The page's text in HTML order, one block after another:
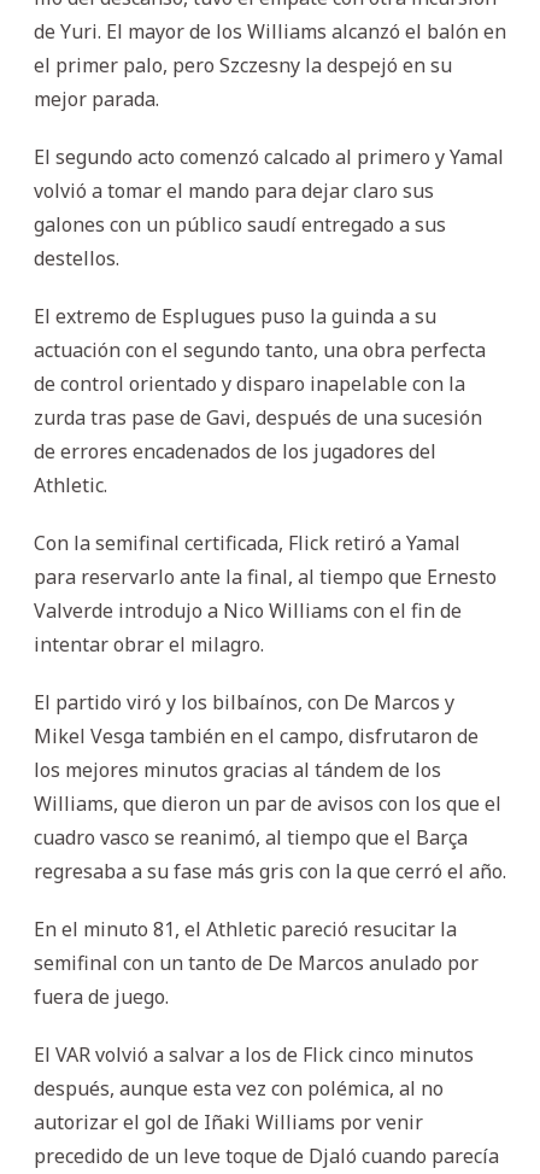
de Yuri. El mayor de los Williams alcanzó el balón en
el primer palo, pero Szczesny la despejó en su
mejor parada.
El segundo acto comenzó calcado al primero y Yamal
volvió a tomar el mando para dejar claro sus
galones con un público saudí entregado a sus
destellos.
El extremo de Esplugues puso la guinda a su
actuación con el segundo tanto, una obra perfecta
de control orientado y disparo inapelable con la
zurda tras pase de Gavi, después de una sucesión
de errores encadenados de los jugadores del
Athletic.
Con la semifinal certificada, Flick retiró a Yamal
para reservarlo ante la final, al tiempo que Ernesto
Valverde introdujo a Nico Williams con el fin de
intentar obrar el milagro.
El partido viró y los bilbaínos, con De Marcos y
Mikel Vesga también en el campo, disfrutaron de
los mejores minutos gracias al tándem de los
Williams, que dieron un par de avisos con los que el
cuadro vasco se reanimó, al tiempo que el Barça
regresaba a su fase más gris con la que cerró el año.
En el minuto 81, el Athletic pareció resucitar la
semifinal con un tanto de De Marcos anulado por
fuera de juego.
El VAR volvió a salvar a los de Flick cinco minutos
después, aunque esta vez con polémica, al no
autorizar el gol de Iñaki Williams por venir
precedido de un leve toque de Djaló cuando parecía